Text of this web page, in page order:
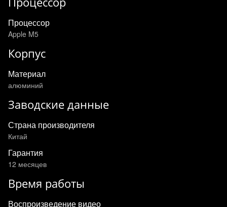
Процессор
Apple M5
Корпус
Материал
алюминий
Заводские данные
Страна производителя
Китай
Гарантия
12 месяцев
Время работы
Воспроизведение видео